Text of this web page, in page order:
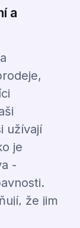
a
užívají
je
-
že jim
Když